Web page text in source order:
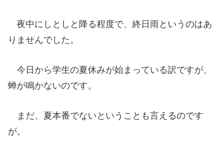
夜中にしとしと降る程度で、終日雨というのはあ
りませんでした。
今日から学生の夏休みが始まっている訳ですが、
蝉が鳴かないのです。
まだ、夏本番でないということも言えるのです
が。